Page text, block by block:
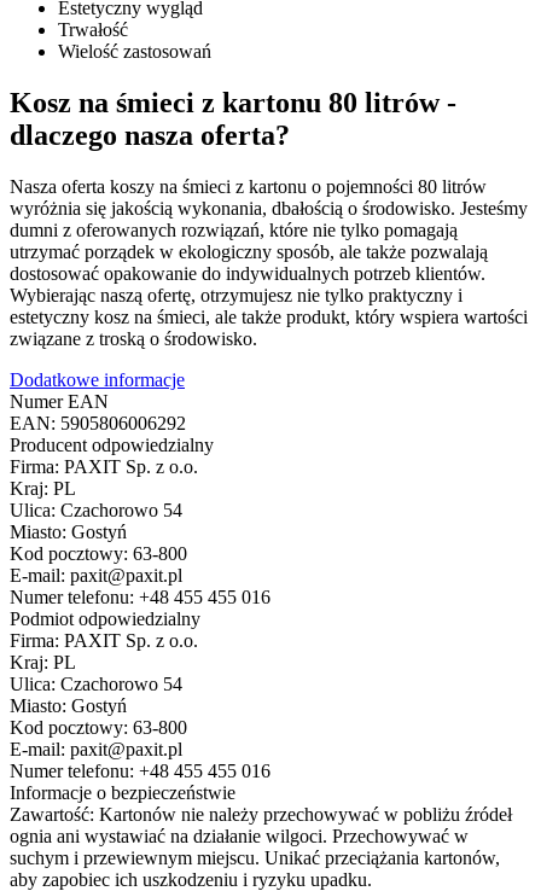
Estetyczny wygląd
Trwałość
Wielość zastosowań
Kosz na śmieci z kartonu 80 litrów -
dlaczego nasza oferta?
Nasza oferta koszy na śmieci z kartonu o pojemności 80 litrów
wyróżnia się jakością wykonania, dbałością o środowisko. Jesteśmy
dumni z oferowanych rozwiązań, które nie tylko pomagają
utrzymać porządek w ekologiczny sposób, ale także pozwalają
dostosować opakowanie do indywidualnych potrzeb klientów.
Wybierając naszą ofertę, otrzymujesz nie tylko praktyczny i
estetyczny kosz na śmieci, ale także produkt, który wspiera wartości
związane z troską o środowisko.
Dodatkowe informacje
Numer EAN
EAN: 5905806006292
Producent odpowiedzialny
Firma: PAXIT Sp. z o.o.
Kraj: PL
Ulica: Czachorowo 54
Miasto: Gostyń
Kod pocztowy: 63-800
E-mail: paxit@paxit.pl
Numer telefonu: +48 455 455 016
Podmiot odpowiedzialny
Firma: PAXIT Sp. z o.o.
Kraj: PL
Ulica: Czachorowo 54
Miasto: Gostyń
Kod pocztowy: 63-800
E-mail: paxit@paxit.pl
Numer telefonu: +48 455 455 016
Informacje o bezpieczeństwie
Zawartość: Kartonów nie należy przechowywać w pobliżu źródeł
ognia ani wystawiać na działanie wilgoci. Przechowywać w
suchym i przewiewnym miejscu. Unikać przeciążania kartonów,
aby zapobiec ich uszkodzeniu i ryzyku upadku.